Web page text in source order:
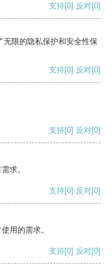
支持[0] 反对[0]
限的隐私保护和安全性保
支持[0] 反对[0]
支持[0] 反对[0]
求。
支持[0] 反对[0]
用的需求。
支持[0] 反对[0]